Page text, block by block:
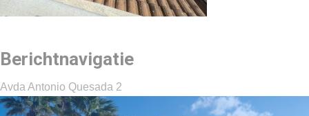
Berichtnavigatie
Avda Antonio Quesada 2